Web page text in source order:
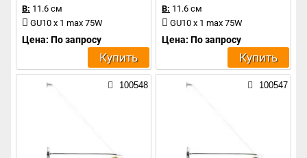
В: 11.6 см
GU10 x 1 max 75W
Цена: По запросу
Купить
В: 11.6 см
GU10 x 1 max 75W
Цена: По запросу
Купить
100548 100547